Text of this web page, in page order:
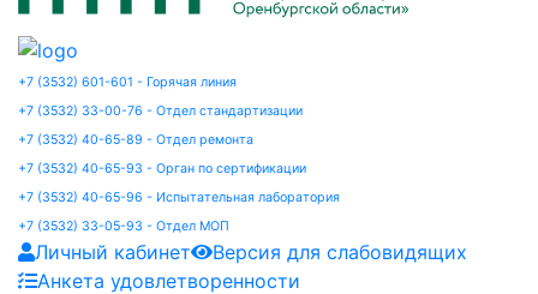
+7 (3532) 601-601 - Горячая линия
+7 (3532) 33-00-76 - Отдел стандартизации
+7 (3532) 40-65-89 - Отдел ремонта
+7 (3532) 40-65-93 - Орган по сертификации
+7 (3532) 40-65-96 - Испытательная лаборатория
+7 (3532) 33-05-93 - Отдел МОП
Личный кабинет
Версия для слабовидящих
Анкета удовлетворенности